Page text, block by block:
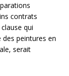
contrats
qui
peintures en
serait